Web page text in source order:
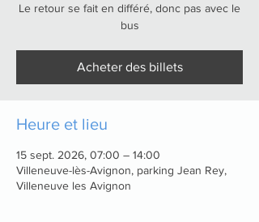
Le retour se fait en différé, donc pas avec le
bus
Acheter des billets
Heure et lieu
15 sept. 2026, 07:00 – 14:00
Villeneuve-lès-Avignon, parking Jean Rey,
Villeneuve les Avignon